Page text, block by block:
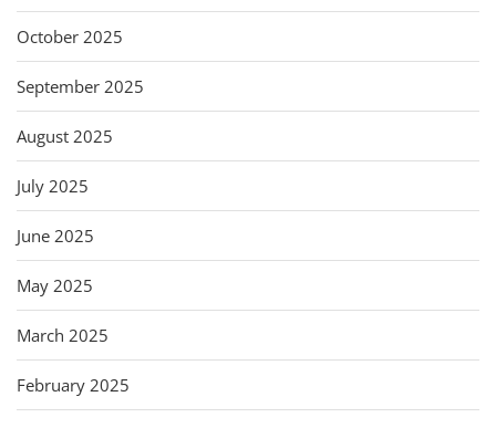
October 2025
September 2025
August 2025
July 2025
June 2025
May 2025
March 2025
February 2025